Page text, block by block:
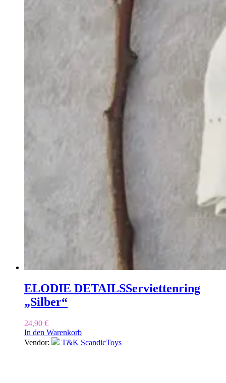
ELODIE DETAILSServiettenring
„Silber“
24,90 €
In den Warenkorb
Vendor:
T&K ScandicToys